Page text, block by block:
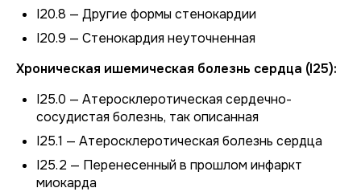
I20.8 — Другие формы стенокардии
I20.9 — Стенокардия неуточненная
Хроническая ишемическая болезнь сердца (I25):
I25.0 — Атеросклеротическая сердечно-
сосудистая болезнь, так описанная
I25.1 — Атеросклеротическая болезнь сердца
I25.2 — Перенесенный в прошлом инфаркт
миокарда